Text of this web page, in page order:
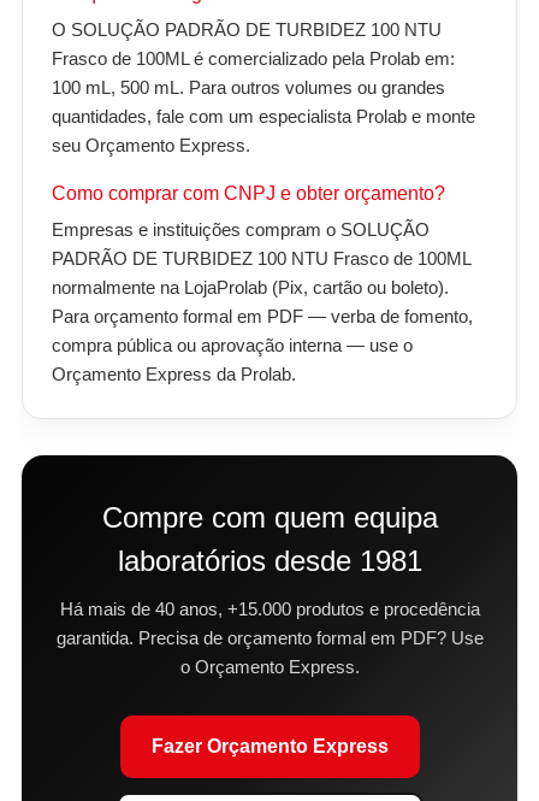
O SOLUÇÃO PADRÃO DE TURBIDEZ 100 NTU
Frasco de 100ML é comercializado pela Prolab em:
100 mL, 500 mL. Para outros volumes ou grandes
quantidades, fale com um especialista Prolab e monte
seu Orçamento Express.
Como comprar com CNPJ e obter orçamento?
Empresas e instituições compram o SOLUÇÃO
PADRÃO DE TURBIDEZ 100 NTU Frasco de 100ML
normalmente na LojaProlab (Pix, cartão ou boleto).
Para orçamento formal em PDF — verba de fomento,
compra pública ou aprovação interna — use o
Orçamento Express da Prolab.
Compre com quem equipa
laboratórios desde 1981
Há mais de 40 anos, +15.000 produtos e procedência
garantida. Precisa de orçamento formal em PDF? Use
o Orçamento Express.
Fazer Orçamento Express